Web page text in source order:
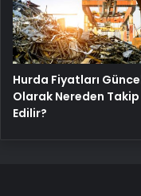
Hurda Fiyatları
Olarak Nereden Takip
Edilir?